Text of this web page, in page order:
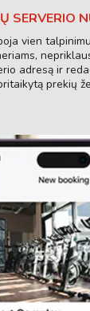
SERVERIO
vien
adresą ir
prekių